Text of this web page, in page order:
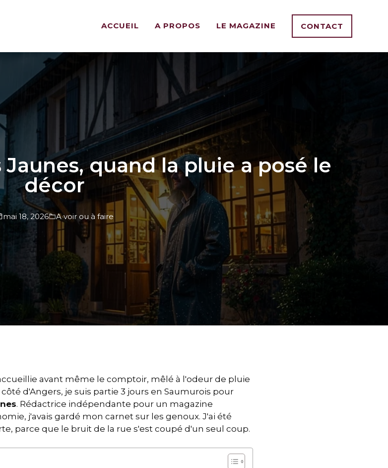
ACCUEIL A PROPOS LE MAGAZINE CONTACT
quand la pluie a posé le
décor
mai 18, 2026 A voir ou à faire
avant même le comptoir, mêlé à l'odeur de pluie
d'Angers, je suis partie 3 jours en Saumurois pour
. Rédactrice indépendante pour un magazine
j'avais gardé mon carnet sur les genoux. J'ai été
parce que le bruit de la rue s'est coupé d'un seul coup.